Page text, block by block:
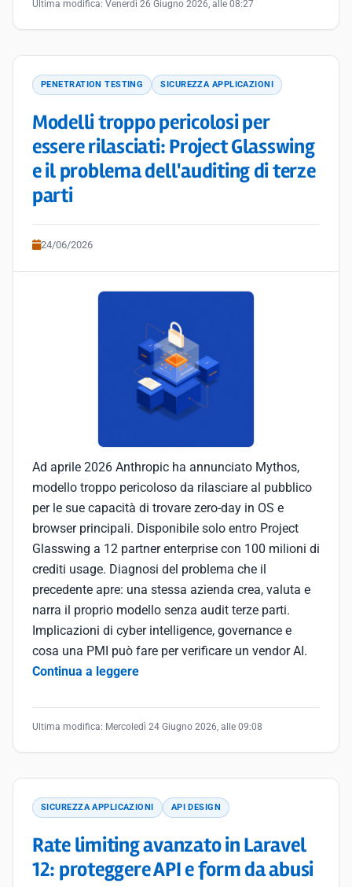
Ultima modifica: Venerdì 26 Giugno 2026, alle 08:27
PENETRATION TESTING SICUREZZA APPLICAZIONI
Modelli troppo pericolosi per
essere rilasciati: Project Glasswing
e il problema dell'auditing di terze
parti
24/06/2026
Ad aprile 2026 Anthropic ha annunciato Mythos,
modello troppo pericoloso da rilasciare al pubblico
per le sue capacità di trovare zero-day in OS e
browser principali. Disponibile solo entro Project
Glasswing a 12 partner enterprise con 100 milioni di
crediti usage. Diagnosi del problema che il
precedente apre: una stessa azienda crea, valuta e
narra il proprio modello senza audit terze parti.
Implicazioni di cyber intelligence, governance e
cosa una PMI può fare per verificare un vendor AI.
Continua a leggere
Ultima modifica: Mercoledì 24 Giugno 2026, alle 09:08
SICUREZZA APPLICAZIONI API DESIGN
Rate limiting avanzato in Laravel
12: proteggere API e form da abusi